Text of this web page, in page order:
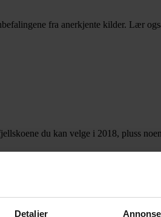
Detaljer
fra anerkjente kilder. Lær
du kan velge i 2018, pluss